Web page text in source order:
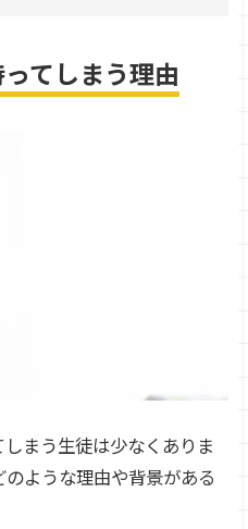
てしまう理由
まう生徒は少なくありま
ような理由や背景がある